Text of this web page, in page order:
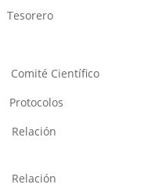
Comité Científico
Relación